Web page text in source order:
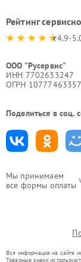
Мы принимаем
все формы оплаты
Рейтинг
4.9-
ООО "Русервис"
ИНН 7702633247
ОГРН
Поделиться в соц.
Вся информация на сайте
Товарные знаки